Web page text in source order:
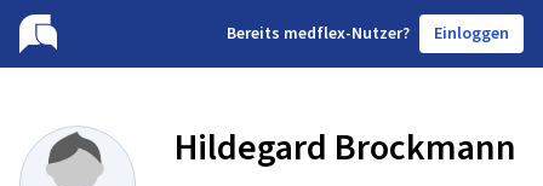
Bereits medflex-Nutzer? Einloggen
Hildegard Brockmann